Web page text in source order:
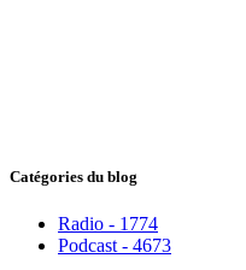
Catégories du blog
Radio - 1774
Podcast - 4673